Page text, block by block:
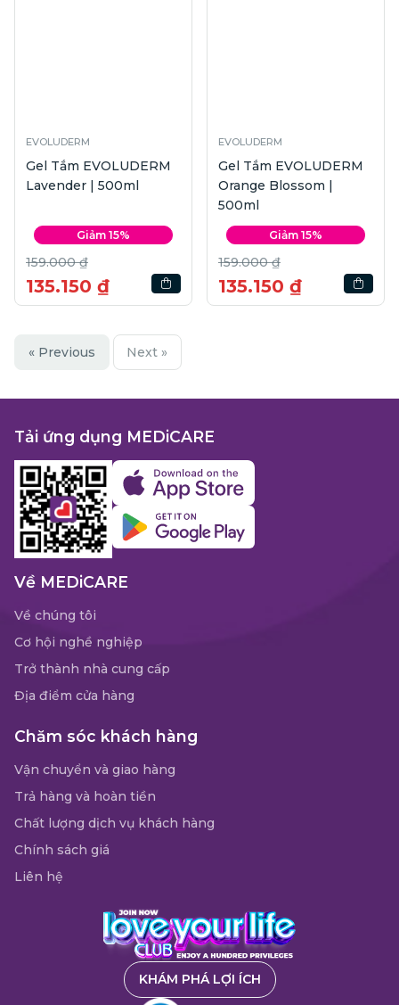
EVOLUDERM
Gel Tắm EVOLUDERM
Lavender | 500ml
Giảm 15%
159.000 ₫
135.150 ₫
EVOLUDERM
Gel Tắm EVOLUDERM
Orange Blossom |
500ml
Giảm 15%
159.000 ₫
135.150 ₫
« Previous Next »
Tải ứng dụng MEDiCARE
Về MEDiCARE
Về chúng tôi
Cơ hội nghề nghiệp
Trở thành nhà cung cấp
Địa điểm cửa hàng
Chăm sóc khách hàng
Vận chuyển và giao hàng
Trả hàng và hoàn tiền
Chất lượng dịch vụ khách hàng
Chính sách giá
Liên hệ
KHÁM PHÁ LỢI ÍCH